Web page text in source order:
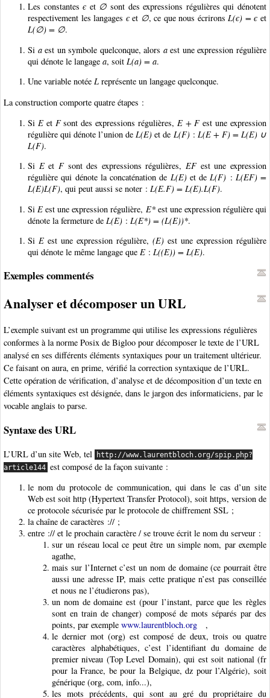
Les constantesє et ∅ sont des expressions régulières qui dénotent
respectivement les langages єet ∅, ce que nous écrironsL(є) = є et
L(∅) = ∅.
Si aest un symbole quelconque, alors aest une expression régulière
qui dénote le langage a, soit L(a) = a.
Une variable notée L représente un langage quelconque.
La construction comporte quatre étapes :
Si Eet Fsont des expressions régulières, E + Fest une expression
régulière qui dénote l’union deL(E) et de L(F): L(E + F) = L(E) ∪
L(F).
Si Eet Fsont des expressions régulières,EFest une expression
régulière qui dénote la concaténation de L(E)et deL(F) : L(EF) =
L(E)L(F), qui peut aussi se noter : L(E.F) = L(E).L(F).
SiE est une expression régulière, E*est une expression régulière qui
dénote la fermeture de L(E) : L(E*) = (L(E))*.
Si E est une expression régulière, (E) est une expression régulière
qui dénote le même langage que E : L((E)) = L(E).
Exemples commentés
Analyser et décomposer un URL
L’exemple suivant est un programme qui utilise les expressions régulières
conformes à la norme Posix de Bigloo pour décomposer le texte de l’URL
analysé en ses différents éléments syntaxiques pour un traitement ultérieur.
Ce faisant on aura, en prime, vérifié la correction syntaxique de l’URL.
Cette opération de vérification, d’analyse et de décomposition d’un texte en
éléments syntaxiques est désignée, dans le jargon des informaticiens, par le
vocable anglais to parse.
Syntaxe des URL
L’URL d’un site Web, tel
http://www.laurentbloch.org/spip.php?
article144 est composé de la façon suivante :
le nom du protocole de communication, qui dans le cas d’un site
Web est soit http (Hypertext Transfer Protocol), soit https, version de
ce protocole sécurisée par le protocole de chiffrement SSL ;
la chaîne de caractères :// ;
entre :// et le prochain caractère / se trouve écrit le nom du serveur :
sur un réseau local ce peut être un simple nom, par exemple
agathe,
mais sur l’Internet c’est un nom de domaine (ce pourrait être
aussi une adresse IP, mais cette pratique n’est pas conseillée
et nous ne l’étudierons pas),
un nom de domaine est (pour l’instant, parce que les règles
sont en train de changer) composé de mots séparés par des
points, par exemple www.laurentbloch.org
,
le dernier mot (org) est composé de deux, trois ou quatre
caractères alphabétiques, c’est l’identifiant du domaine de
premier niveau (Top Level Domain), qui est soit national (fr
pour la France, be pour la Belgique, dz pour l’Algérie), soit
générique (org, com, info...),
les mots précédents, qui sont au gré du propriétaire du